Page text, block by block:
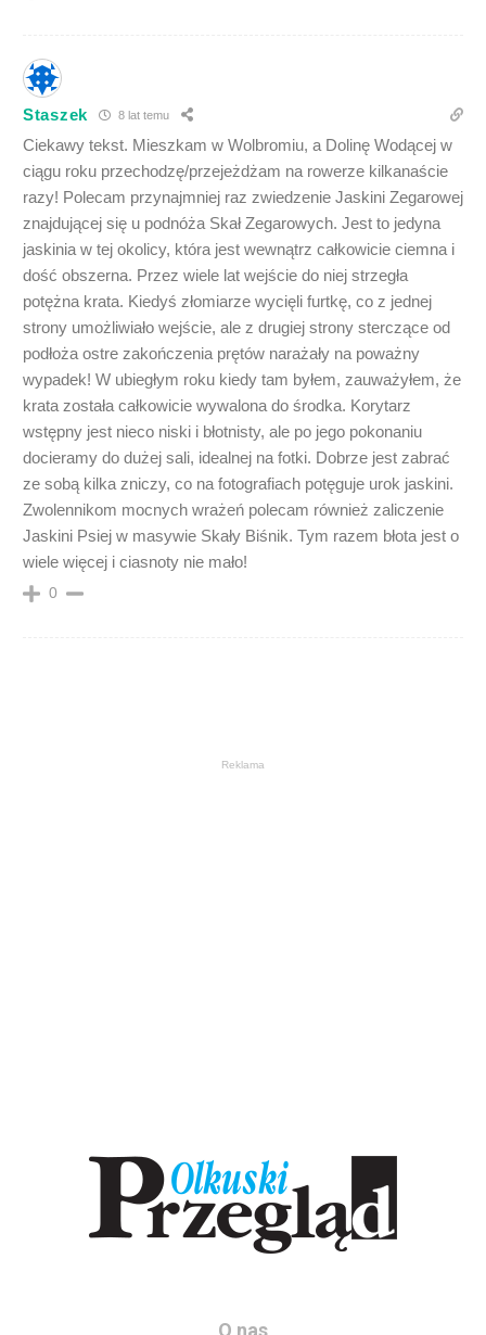
Staszek 8 lat temu
Ciekawy tekst. Mieszkam w Wolbromiu, a Dolinę Wodącej w
ciągu roku przechodzę/przejeżdżam na rowerze kilkanaście
razy! Polecam przynajmniej raz zwiedzenie Jaskini Zegarowej
znajdującej się u podnóża Skał Zegarowych. Jest to jedyna
jaskinia w tej okolicy, która jest wewnątrz całkowicie ciemna i
dość obszerna. Przez wiele lat wejście do niej strzegła
potężna krata. Kiedyś złomiarze wycięli furtkę, co z jednej
strony umożliwiało wejście, ale z drugiej strony sterczące od
podłoża ostre zakończenia prętów narażały na poważny
wypadek! W ubiegłym roku kiedy tam byłem, zauważyłem, że
krata została całkowicie wywalona do środka. Korytarz
wstępny jest nieco niski i błotnisty, ale po jego pokonaniu
docieramy do dużej sali, idealnej na fotki. Dobrze jest zabrać
ze sobą kilka zniczy, co na fotografiach potęguje urok jaskini.
Zwolennikom mocnych wrażeń polecam również zaliczenie
Jaskini Psiej w masywie Skały Biśnik. Tym razem błota jest o
wiele więcej i ciasnoty nie mało!
0
Reklama
O nas